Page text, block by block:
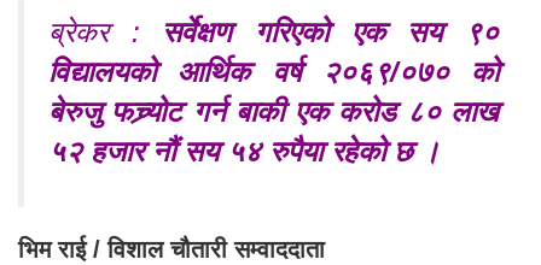
ब्रेकर : सर्वेक्षण गरिएको एक सय ९०
विद्यालयको आर्थिक वर्ष २०६९/०७० को
बेरुजु फच्र्योट गर्न बाकी एक करोड ८० लाख
५२ हजार नौं सय ५४ रुपैया रहेको छ ।
भिम राई / विशाल चौतारी सम्वाददाता